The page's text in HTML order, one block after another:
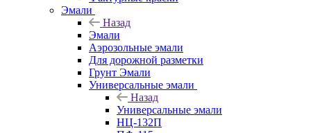
Эмали
Назад
Эмали
Аэрозольные эмали
Для дорожной разметки
Грунт Эмали
Универсальные эмали
Назад
Универсальные эмали
НЦ-132П